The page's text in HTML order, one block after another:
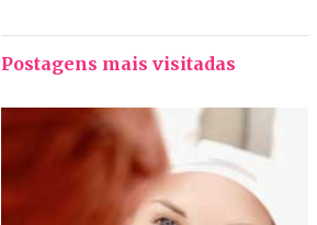
Postagens mais visitadas